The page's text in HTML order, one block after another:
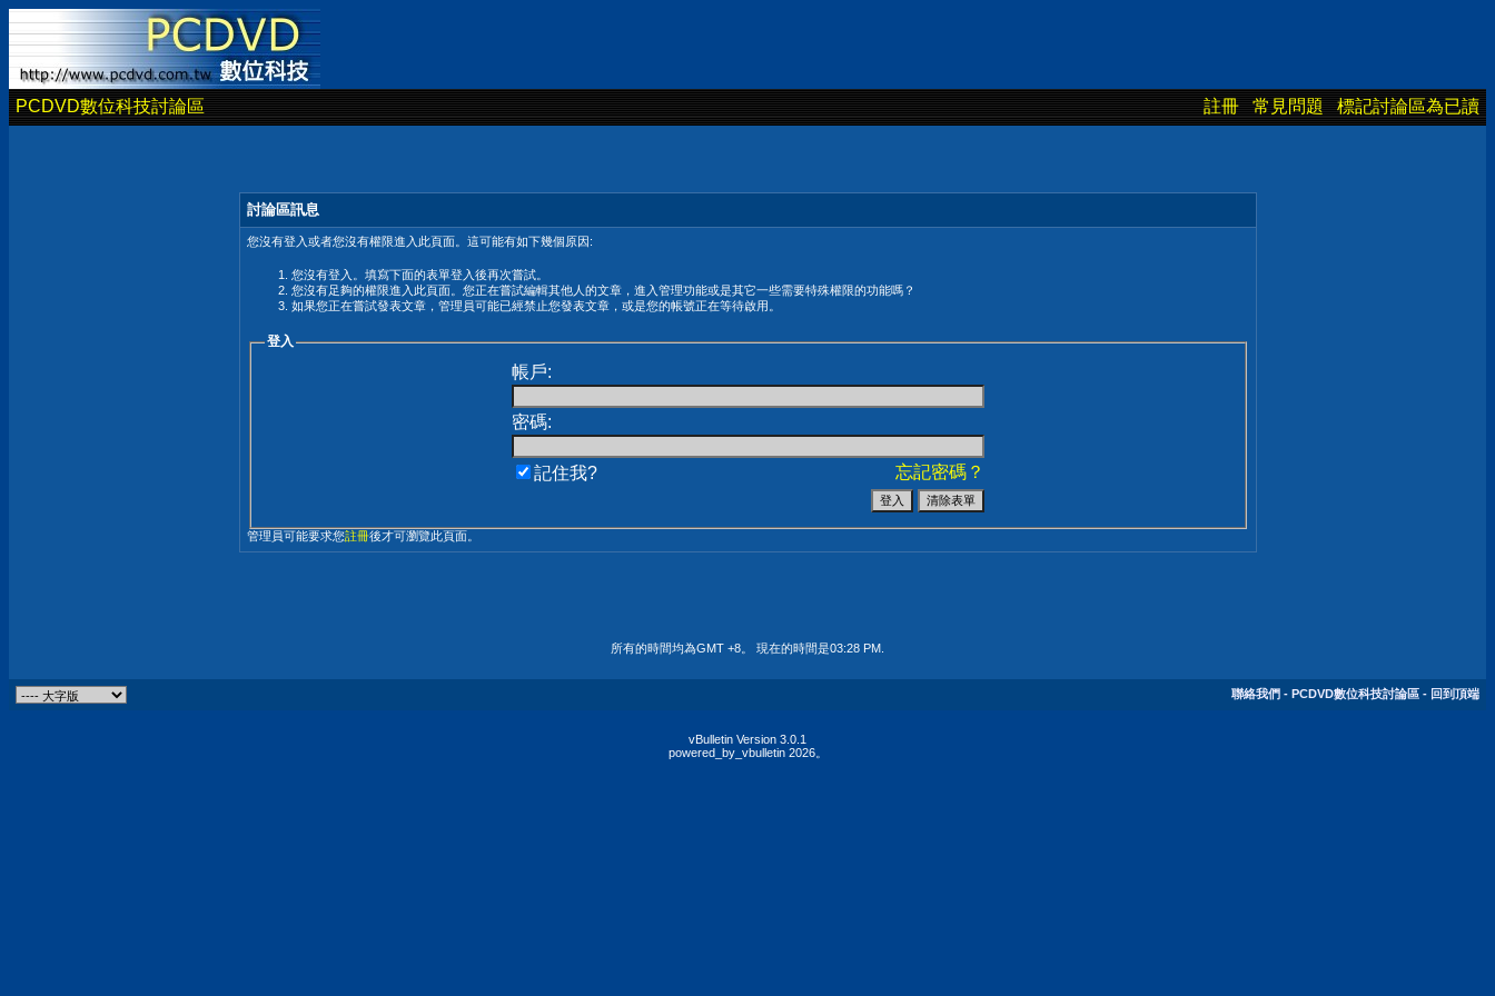
PCDVD數位科技討論區 註冊 常見問題 標記討論區為已讀
討論區訊息
您沒有登入或者您沒有權限進入此頁面。這可能有如下幾個原因:
您沒有登入。填寫下面的表單登入後再次嘗試。
您沒有足夠的權限進入此頁面。您正在嘗試編輯其他人的文章，進入管理功能或是其它一些需要特殊權限的功能嗎？
如果您正在嘗試發表文章，管理員可能已經禁止您發表文章，或是您的帳號正在等待啟用。
登入
帳戶:
密碼:
忘記密碼？
記住我?
管理員可能要求您註冊後才可瀏覽此頁面。
所有的時間均為GMT +8。 現在的時間是03:28 PM
聯絡我們 - PCDVD數位科技討論區 - 回到頂端
vBulletin Version 3.0.1
powered_by_vbulletin 2026。